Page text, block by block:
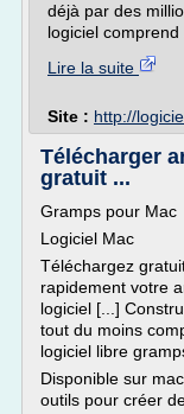
déjà par des
logiciel comprend
Lire la suite
Site : http://
Télécharger
gratuit ...
Gramps pour Mac
Logiciel Mac
Téléchargez
rapidement votre
logiciel [...]
tout du moins
logiciel libre
Disponible sur
outils pour créer